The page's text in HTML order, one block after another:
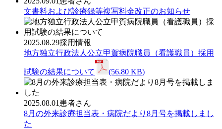
文書料および診療録等複写料金改正のお知らせ
2025.08.29採用情報
地方独立行政法人公立甲賀病院職員（看護職員）採用
試験の結果について (56.80 KB)
2025.08.01 患者さん
8月の外来診療担当表・病院だより8月号を掲載しまし
た